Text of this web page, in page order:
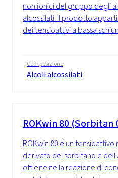
non ionici del gruppo degli
alcossilati. Il prodotto
dei tensioattivi a bassa
Composizione
Alcoli alcossilati
ROKwin 80 (Sorbitan
ROKwin 80 è un tensioattivo
derivato del sorbitano e
ottiene nella reazione di